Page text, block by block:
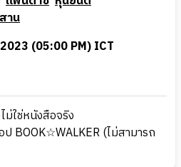
าน
(05:00 PM) ICT
ใช่หนังสือจริง
BOOK☆WALKER (ไม่สามารถ